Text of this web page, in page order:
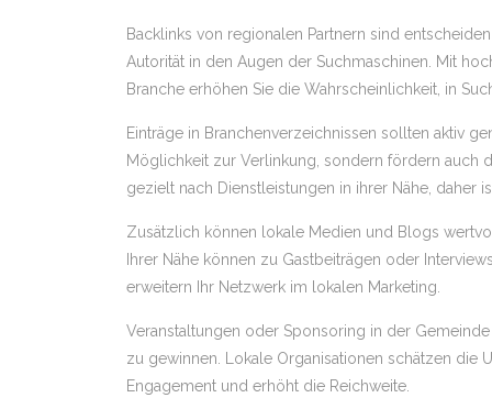
Backlinks von regionalen Partnern sind
Autorität in den Augen der Suchmaschinen. Mit
Branche erhöhen Sie die Wahrscheinlichkeit, in
Einträge in Branchenverzeichnissen sollten aktiv
Möglichkeit zur Verlinkung, sondern fördern auch
gezielt nach Dienstleistungen in ihrer Nähe, daher
Zusätzlich können lokale Medien und Blogs
Ihrer Nähe können zu Gastbeiträgen oder
erweitern Ihr Netzwerk im lokalen Marketing.
Veranstaltungen oder Sponsoring in der
zu gewinnen. Lokale Organisationen schätzen die
Engagement und erhöht die Reichweite.